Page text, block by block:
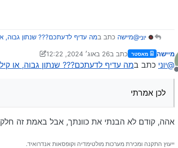
יוני@מיישה כתב במה עדיף לדעתכם??? שנתון גבוה,
לא שאלתי מה יתקלקל מהר יותר
מנותק
מיישה מאסטר כתב ב26 באוג׳ 2024, 12:22
נערך לאחרונה על ידי מיישה
@יוני כתב במה עדיף לדעתכם??? שנתון גבוה, או
לכן אמרתי
אהה, קודם לא הבנתי את כוונתך, אבל באמת זה
ייעוץ התקנה ומכירת מערכות מולטימדיה וקופסאות אנדרואיד.